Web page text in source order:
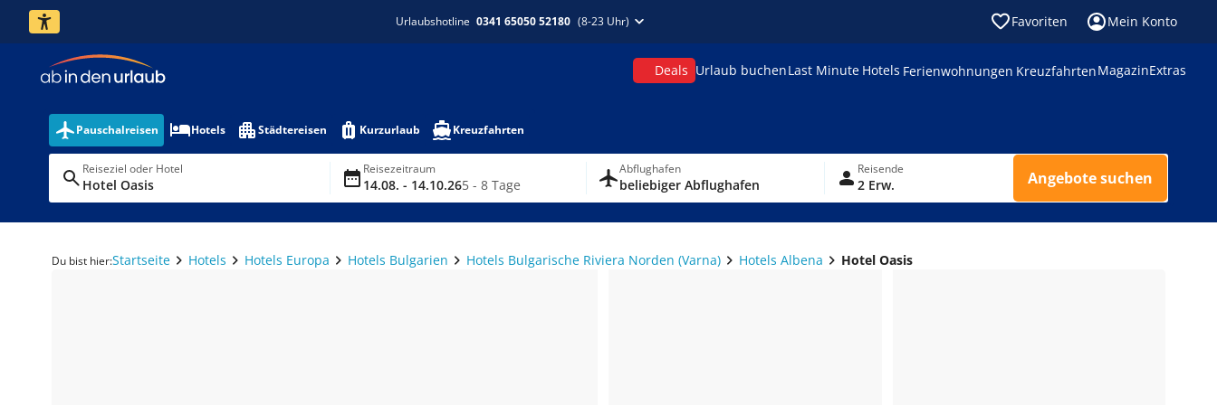
Urlaubshotline 0341 65050 52180 (8-23 Uhr) Favoriten Mein Konto
Deals Urlaub buchenLast Minute Hotels Ferienwohnungen KreuzfahrtenMagazinExtras
Pauschalreisen Hotels Städtereisen Kurzurlaub Kreuzfahrten
Reiseziel oder Hotel
Hotel Oasis
Reisezeitraum
14.08. - 14.10.265 - 8 Tage
Abflughafen
beliebiger Abflughafen
Reisende
2 Erw. Angebote suchen
Du bist hier:Startseite Hotels Hotels Europa Hotels Bulgarien Hotels Bulgarische Riviera Norden (Varna) Hotels Albena Hotel Oasis